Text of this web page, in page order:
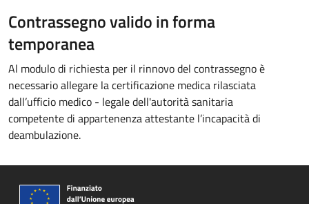
Contrassegno valido in forma
temporanea
Al modulo di richiesta per il rinnovo del contrassegno è
necessario allegare la certificazione medica rilasciata
dall’ufficio medico - legale dell'autorità sanitaria
competente di appartenenza attestante l’incapacità di
deambulazione.